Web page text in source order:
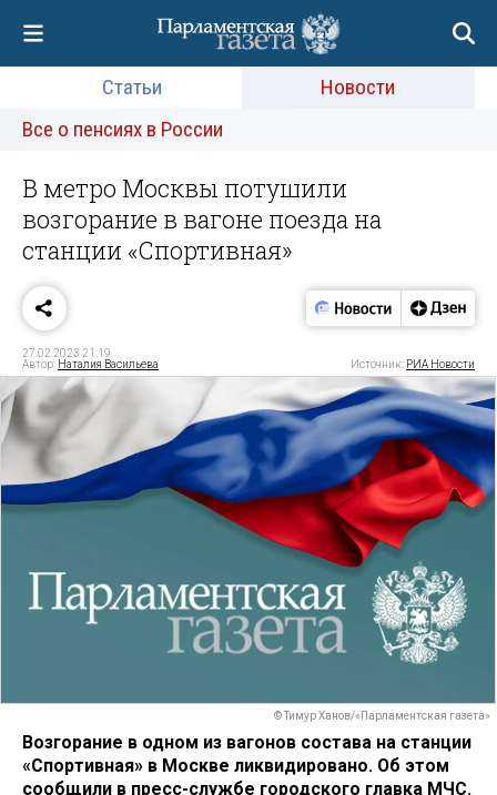
Статьи
Новости
Все о пенсиях в России
В метро Москвы потушили
возгорание в вагоне поезда на
станции «Спортивная»
27.02.2023 21:19
Автор: Наталия Васильева Источник: РИА Новости
© Тимур Ханов/«Парламентская газета»
Возгорание в одном из вагонов состава на станции
«Спортивная» в Москве ликвидировано. Об этом
сообщили в пресс-службе городского главка МЧС.